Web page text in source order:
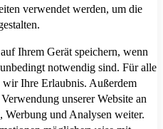
verwendet werden, um die
Ihrem Gerät speichern, wenn
notwendig sind. Für alle
Ihre Erlaubnis. Außerdem
unserer Website an
Werbung und Analysen weiter.